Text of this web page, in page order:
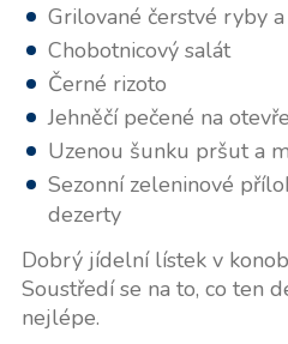
Grilované čerstvé ryby
Chobotnicový salát
Černé rizoto
Jehněčí pečené na
Uzenou šunku pršut a
Sezonní zeleninové
dezerty
Dobrý jídelní lístek v
Soustředí se na to, co ten
nejlépe.